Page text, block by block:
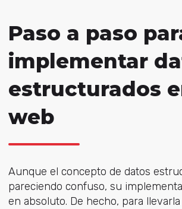
Paso a paso
implementar
estructurados
web
Aunque el concepto de datos
pareciendo confuso, su
en absoluto. De hecho, para